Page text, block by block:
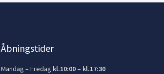
Åbningstider
Mandag – Fredag kl.10:00 – kl.17:30